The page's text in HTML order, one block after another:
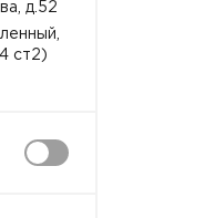
д.52
ст2)